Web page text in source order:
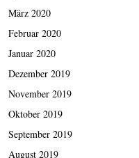
März 2020
Februar 2020
Januar 2020
Dezember 2019
November 2019
Oktober 2019
September 2019
August 2019